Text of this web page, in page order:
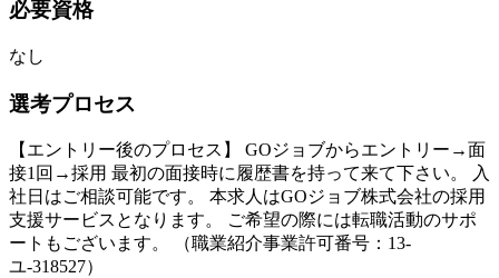
必要資格
なし
選考プロセス
【エントリー後のプロセス】 GOジョブからエントリー→面
接1回→採用 最初の面接時に履歴書を持って来て下さい。 入
社日はご相談可能です。 本求人はGOジョブ株式会社の採用
支援サービスとなります。 ご希望の際には転職活動のサポ
ートもございます。 （職業紹介事業許可番号：13-
ユ-318527）